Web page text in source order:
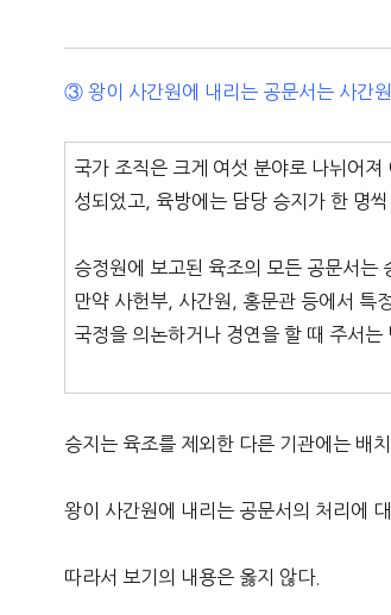
③ 왕이 사간원에 내리는 공문서는 사간
국가 조직은 크게 여섯 분야로 나뉘어
성되었고, 육방에는 담당 승지가 한 명씩
승정원에 보고된 육조의 모든 공문서는
만약 사헌부, 사간원, 홍문관 등에서 특
국정을 의논하거나 경연을 할 때 주서
승지는 육조를 제외한 다른 기관에는 배
왕이 사간원에 내리는 공문서의 처리에
따라서 보기의 내용은 옳지 않다.